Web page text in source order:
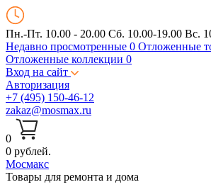
Пн.-Пт. 10.00 - 20.00 Сб. 10.00-19.00 Вс.
Недавно просмотренные 0 Отложенные
Отложенные коллекции 0
Вход на сайт
Авторизация
+7 (495) 150-46-12
zakaz@mosmax.ru
0
0 рублей.
Мосмакс
Товары для ремонта и дома